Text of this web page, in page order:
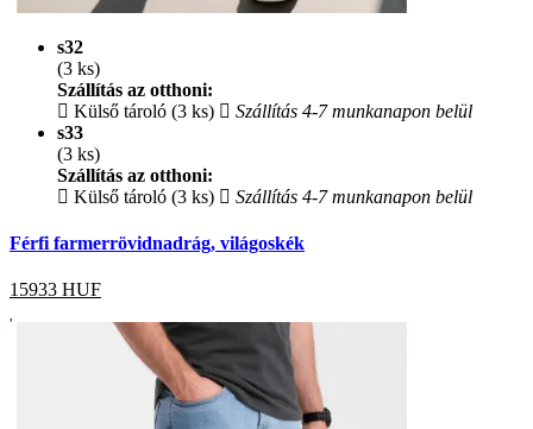
s32
(3 ks)
Szállítás az otthoni:
Külső tároló (3 ks)
Szállítás 4-7 munkanapon belül
s33
(3 ks)
Szállítás az otthoni:
Külső tároló (3 ks)
Szállítás 4-7 munkanapon belül
Férfi farmerrövidnadrág, világoskék
15933 HUF